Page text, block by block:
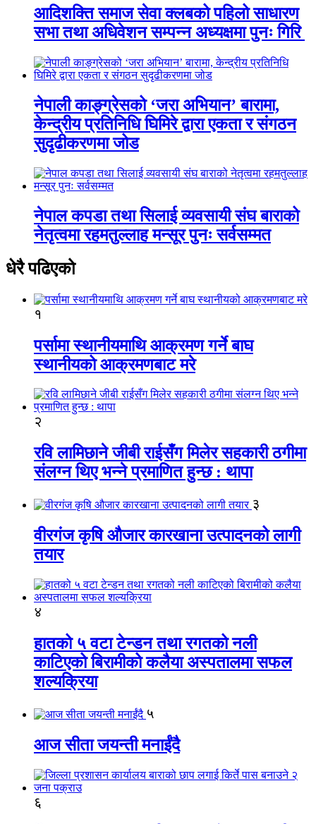
आदिशक्ति समाज सेवा क्लबको पहिलो साधारण
सभा तथा अधिवेशन सम्पन्न अध्यक्षमा पुनः गिरि
नेपाली काङ्ग्रेसको ‘जरा अभियान’ बारामा,
केन्द्रीय प्रतिनिधि घिमिरे द्वारा एकता र संगठन
सुदृढीकरणमा जोड
नेपाल कपडा तथा सिलाई व्यवसायी संघ बाराको
नेतृत्वमा रहमतुल्लाह मन्सूर पुनः सर्वसम्मत
धेरै पढिएको
१
पर्सामा स्थानीयमाथि आक्रमण गर्ने बाघ
स्थानीयको आक्रमणबाट मरे
२
रवि लामिछाने जीबी राईसँग मिलेर सहकारी ठगीमा
संलग्न थिए भन्ने प्रमाणित हुन्छ : थापा
३
वीरगंज कृषि औजार कारखाना उत्पादनको लागी
तयार
४
हातको ५ वटा टेन्डन तथा रगतको नली
काटिएको बिरामीको कलैया अस्पतालमा सफल
शल्यक्रिया
५
आज सीता जयन्ती मनाईंदै
६